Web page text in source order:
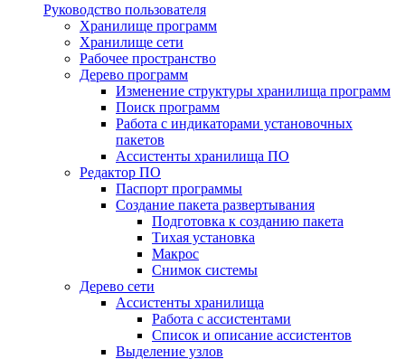
Руководство пользователя
Хранилище программ
Хранилище сети
Рабочее пространство
Дерево программ
Изменение структуры хранилища программ
Поиск программ
Работа с индикаторами установочных
пакетов
Ассистенты хранилища ПО
Редактор ПО
Паспорт программы
Создание пакета развертывания
Подготовка к созданию пакета
Тихая установка
Макрос
Снимок системы
Дерево сети
Ассистенты хранилища
Работа с ассистентами
Список и описание ассистентов
Выделение узлов